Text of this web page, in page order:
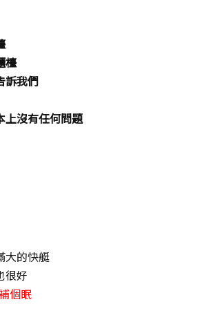
檯
訴我們
上沒有任何問題
大的快艇
很好
個眠